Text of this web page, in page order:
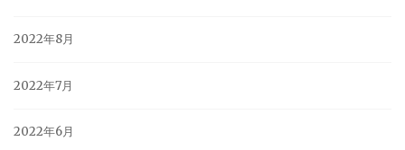
2022年8月
2022年7月
2022年6月